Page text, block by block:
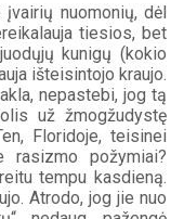
nuomonių, dėl
tiesios, bet
kunigų (kokio
išteisintojo kraujo.
nepastebi, jog tą
už žmogžudystę
Floridoje, teisinei
požymiai?
tempu kasdieną.
Atrodo, jog jie nuo